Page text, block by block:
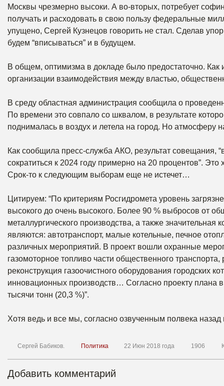
Москвы чрезмерно высоки. А во-вторых, потребует
получать и расходовать в свою пользу федеральные
упущено, Сергей Кузнецов говорить не стал. Сделав
будем “вписываться” и в будущем.
В общем, оптимизма в докладе было предостаточно. Как
организации взаимодействия между властью,
В среду областная администрация сообщила о
По времени это совпало со шквалом, в результате
поднималась в воздух и летела на город. Но атмосферу
Как сообщила пресс-служба АКО, результат совещания,
сократиться к 2024 году примерно на 20 процентов”.
Срок-то к следующим выборам еще не истечет…
Цитируем: “По критериям Росгидромета уровень
высокого до очень высокого. Более 90 % выбросов от
металлургического производства, а также
являются: автотранспорт, малые котельные, печное
различных мероприятий. В проект вошли охранные
газомоторное топливо части общественного
реконструкция газоочистного оборудования городских
инновационных производств… Согласно проекту плана
тысячи тонн (20,3 %)”.
Хотя ведь и все мы, согласно озвученным полвека
Сергей Бабиков. Политика 22 Июн 2018 года 1906
Добавить комментарий